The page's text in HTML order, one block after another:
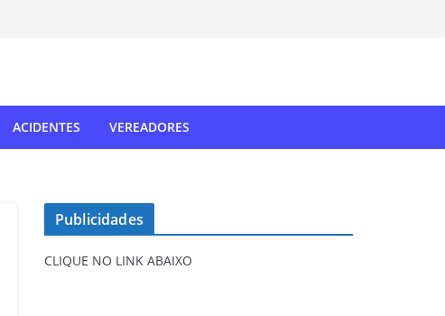
ACIDENTES VEREADORES
Publicidades
CLIQUE NO LINK ABAIXO